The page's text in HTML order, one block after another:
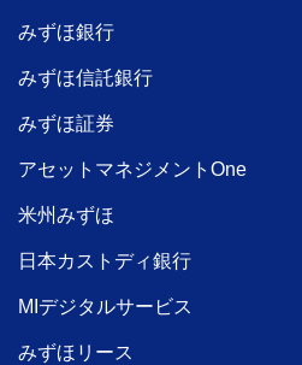
みずほ銀行
みずほ信託銀行
みずほ証券
アセットマネジメントOne
米州みずほ
日本カストディ銀行
MIデジタルサービス
みずほリース